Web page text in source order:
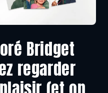
Bridget
regarder